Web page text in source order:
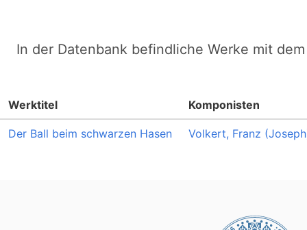
In der Datenbank befindliche Werke mit
Werktitel Komponisten
Der Ball beim schwarzen Hasen Volkert, Franz